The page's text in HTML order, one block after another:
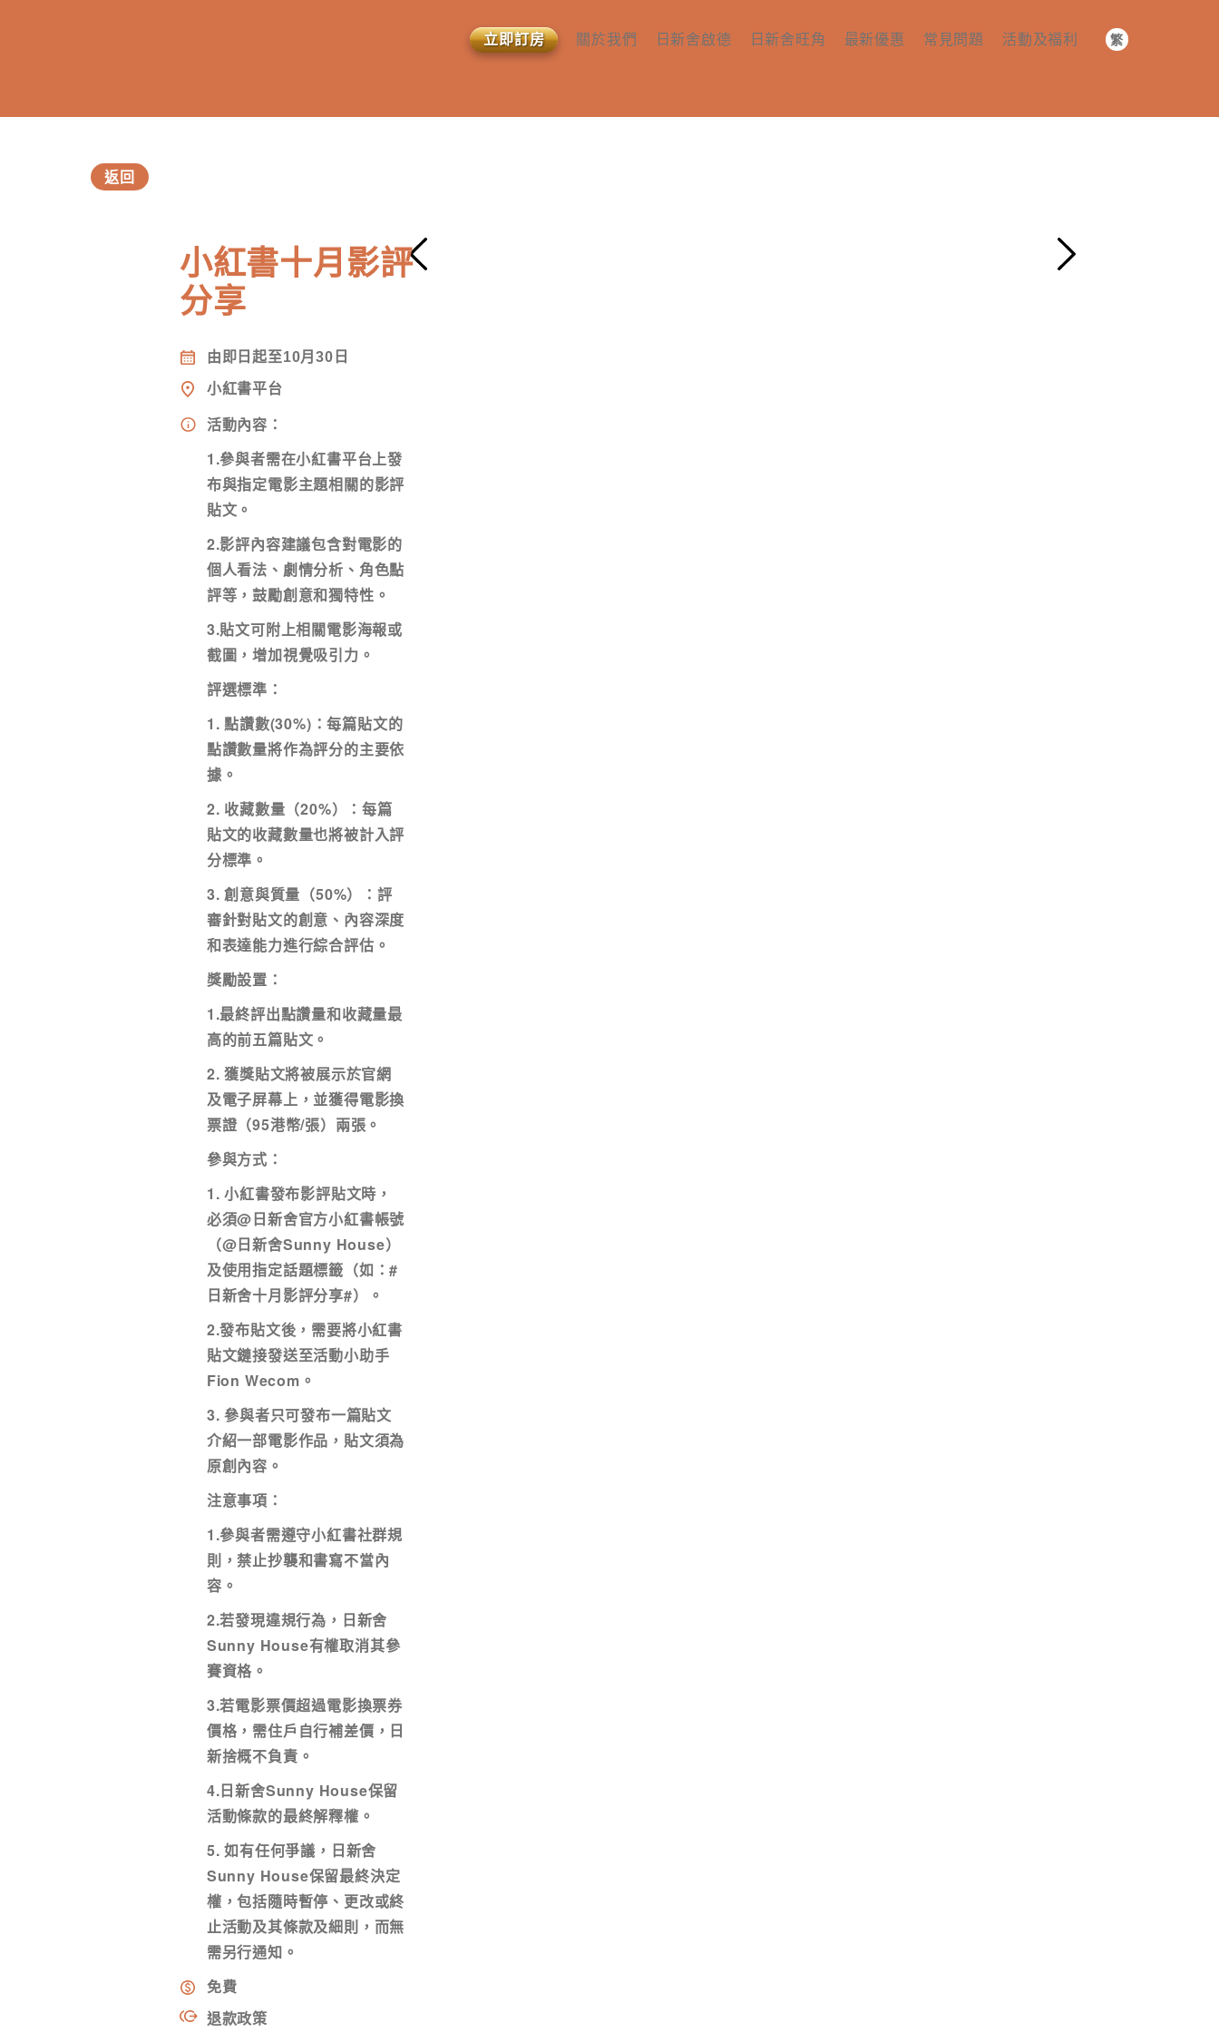
訂閱電子報
*為必填項目
稱謂
先生
小姐 女士
1.租務資訊 ​​
2.住客活動及福利
我已閱讀並同意日新舍私隱政策 。
您可隨時向我們申明是否願意繼續接收推廣電郵：
2. 以想取消的電郵地址電郵至 marketing@sunnyhouse.hk​
繁
立即訂房
關於我們
媒體報導 ​
日新舍啟德
社區交通配套 ​​
日新舍旺角
社區交通配套 ​​
最新優惠
常見問題
續約及退房​
活動及福利
返回
小紅書十月影評
分享
由即日起至10月30日
小紅書平台
活動內容：
1.參與者需在小紅書平台上發
布與指定電影主題相關的影評
貼文。
2.影評內容建議包含對電影的
個人看法、劇情分析、角色點
評等，鼓勵創意和獨特性。
3.貼文可附上相關電影海報或
截圖，增加視覺吸引力。
評選標準：
1. 點讚數(30%)：每篇貼文的
點讚數量將作為評分的主要依
據。
2. 收藏數量（20%）：每篇
貼文的收藏數量也將被計入評
分標準。
3. 創意與質量（50%）：評
審針對貼文的創意、內容深度
和表達能力進行綜合評估。
獎勵設置：
1.最終評出點讚量和收藏量最
高的前五篇貼文。
2. 獲獎貼文將被展示於官網
及電子屏幕上，並獲得電影換
票證（95港幣/張）兩張。
參與方式：
1. 小紅書發布影評貼文時，
必須@日新舍官方小紅書帳號
（@日新舍Sunny House）
及使用指定話題標籤（如：#
日新舍十月影評分享#）。
2.發布貼文後，需要將小紅書
貼文鏈接發送至活動小助手
Fion Wecom。
3. 參與者只可發布一篇貼文
介紹一部電影作品，貼文須為
原創內容。
注意事項：
1.參與者需遵守小紅書社群規
則，禁止抄襲和書寫不當內
容。
2.若發現違規行為，日新舍
Sunny House有權取消其參
賽資格。
3.若電影票價超過電影換票券
價格，需住戶自行補差價，日
新捨概不負責。
4.日新舍Sunny House保留
活動條款的最終解釋權。
5. 如有任何爭議，日新舍
Sunny House保留最終決定
權，包括隨時暫停、更改或終
止活動及其條款及細則，而無
需另行通知。
免費
退款政策